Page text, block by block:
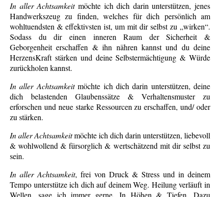
In aller Achtsamkeitmöchte ich dich darin unterstützen, jenes
Handwerkszeug zu finden, welches für dich persönlich am
wohltuendsten & effektivsten ist, um mit dir selbst zu „wirken“.
Sodass du dir einen inneren Raum der Sicherheit &
Geborgenheit erschaffen & ihn nähren kannst und du deine
HerzensKraft stärken und deine Selbstermächtigung & Würde
zurückholen kannst.
In aller Achtsamkeitmöchte ich dich darin unterstützen, deine
dich belastenden Glaubenssätze & Verhaltensmuster zu
erforschen und neue starke Ressourcen zu erschaffen, und/ oder
zu stärken.
In aller Achtsamkeitmöchte ich dich darin unterstützen, liebevoll
& wohlwollend & fürsorglich & wertschätzend mit dir selbst zu
sein.
In aller Achtsamkeit, frei von Druck & Stress und in deinem
Tempo unterstütze ich dich auf deinem Weg. Heilung verläuft in